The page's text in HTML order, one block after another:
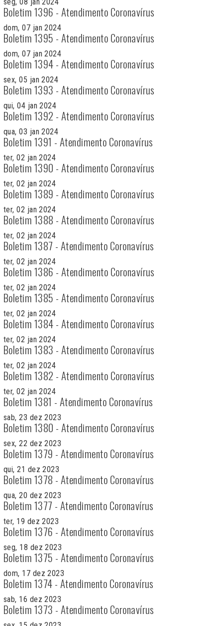
Boletim 1396 - Atendimento Coronavírus
dom, 07 jan 2024
Boletim 1395 - Atendimento Coronavírus
dom, 07 jan 2024
Boletim 1394 - Atendimento Coronavírus
sex, 05 jan 2024
Boletim 1393 - Atendimento Coronavírus
qui, 04 jan 2024
Boletim 1392 - Atendimento Coronavírus
qua, 03 jan 2024
Boletim 1391 - Atendimento Coronavírus
ter, 02 jan 2024
Boletim 1390 - Atendimento Coronavírus
ter, 02 jan 2024
Boletim 1389 - Atendimento Coronavírus
ter, 02 jan 2024
Boletim 1388 - Atendimento Coronavírus
ter, 02 jan 2024
Boletim 1387 - Atendimento Coronavírus
ter, 02 jan 2024
Boletim 1386 - Atendimento Coronavírus
ter, 02 jan 2024
Boletim 1385 - Atendimento Coronavírus
ter, 02 jan 2024
Boletim 1384 - Atendimento Coronavírus
ter, 02 jan 2024
Boletim 1383 - Atendimento Coronavírus
ter, 02 jan 2024
Boletim 1382 - Atendimento Coronavírus
ter, 02 jan 2024
Boletim 1381 - Atendimento Coronavírus
sab, 23 dez 2023
Boletim 1380 - Atendimento Coronavírus
sex, 22 dez 2023
Boletim 1379 - Atendimento Coronavírus
qui, 21 dez 2023
Boletim 1378 - Atendimento Coronavírus
qua, 20 dez 2023
Boletim 1377 - Atendimento Coronavírus
ter, 19 dez 2023
Boletim 1376 - Atendimento Coronavírus
seg, 18 dez 2023
Boletim 1375 - Atendimento Coronavírus
dom, 17 dez 2023
Boletim 1374 - Atendimento Coronavírus
sab, 16 dez 2023
Boletim 1373 - Atendimento Coronavírus